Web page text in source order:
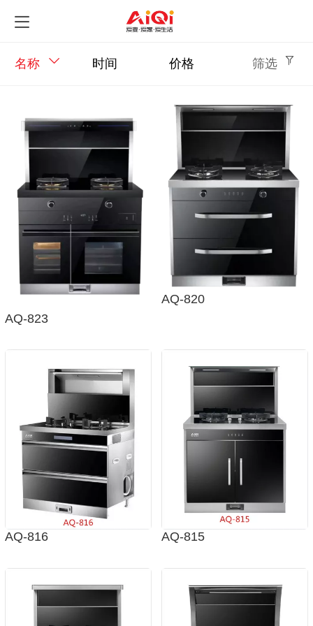
名称 时间 价格 筛选
AQ-823
AQ-820
AQ-816 AQ-815